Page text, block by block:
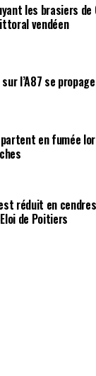
les brasiers
vendéen
l’A87 se
en fumée
réduit en
de Poitiers